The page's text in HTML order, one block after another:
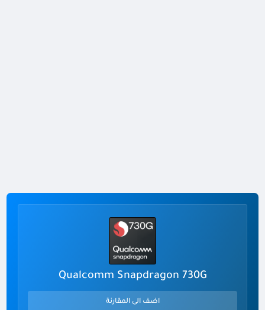
Qualcomm Snapdragon 730G
اضف الى المقارنة